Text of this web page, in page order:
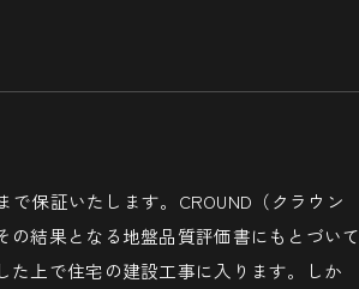
保証いたします。CROUND（クラウン
の結果となる地盤品質評価書にもとづいて
上で住宅の建設工事に入ります。しか